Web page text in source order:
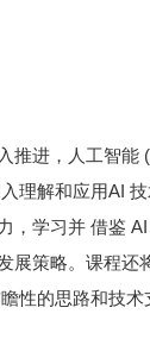
推进，人工智
理解和应用AI
，学习并 借鉴
展策略。课程
性的思路和技